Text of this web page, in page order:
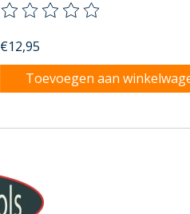
De beoordeling van dit
€12,95
Toevoegen aan